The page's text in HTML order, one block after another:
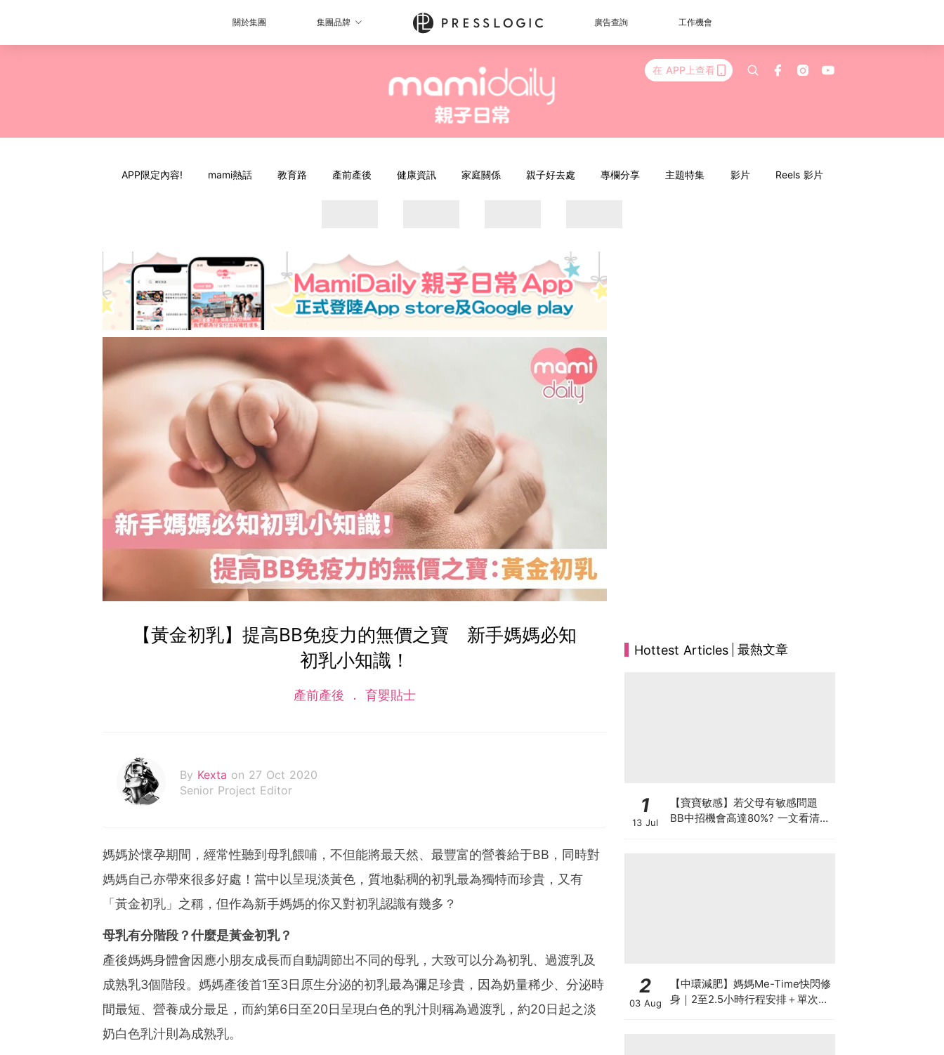
關於集團 集團品牌 廣告查詢 工作機會
在 APP上查看
APP限定內容! mami熱話 教育路 產前產後 健康資訊 家庭關係 親子好去處 專欄分享 主題特集 影片 Reels 影片
【黃金初乳】提高BB免疫力的無價之寶 新手媽媽必知
初乳小知識！
產前產後 育嬰貼士
By Kexta on 27 Oct 2020
Senior Project Editor
媽媽於懷孕期間，經常性聽到母乳餵哺，不但能將最天然、最豐富的營養給于BB，同時對
媽媽自己亦帶來很多好處！當中以呈現淡黃色，質地黏稠的初乳最為獨特而珍貴，又有
「黃金初乳」之稱，但作為新手媽媽的你又對初乳認識有幾多？
母乳有分階段？什麼是黃金初乳？
產後媽媽身體會因應小朋友成長而自動調節出不同的母乳，大致可以分為初乳、過渡乳及
成熟乳3個階段。媽媽產後首1至3日原生分泌的初乳最為彌足珍貴，因為奶量稀少、分泌時
間最短、營養成分最足，而約第6日至20日呈現白色的乳汁則稱為過渡乳，約20日起之淡
奶白色乳汁則為成熟乳。
Hottest Articles 最熱文章
1
13 Jul
【寶寶敏感】若父母有敏感問題
BB中招機會高達80%? 一文看清預
2
03 Aug
【中環減肥】媽媽Me-Time快閃修
身｜2至2.5小時行程安排＋單次收